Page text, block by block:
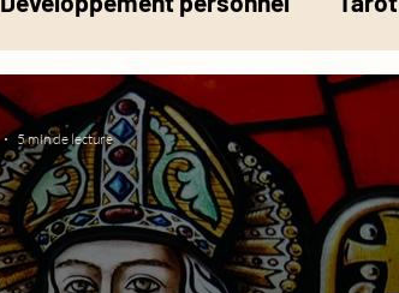
Alchimie la pesée de l'âme
5 min de lecture